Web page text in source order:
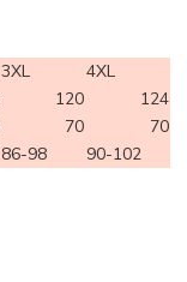
3XL
4XL
120
124
70
70
86-98 90-102